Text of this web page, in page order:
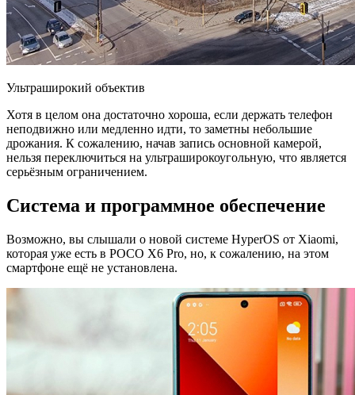
Ультраширокий объектив
Хотя в целом она достаточно хороша, если держать телефон
неподвижно или медленно идти, то заметны небольшие
дрожания. К сожалению, начав запись основной камерой,
нельзя переключиться на ультраширокоугольную, что является
серьёзным ограничением.
Система и программное обеспечение
Возможно, вы слышали о новой системе HyperOS от Xiaomi,
которая уже есть в POCO X6 Pro, но, к сожалению, на этом
смартфоне ещё не установлена.